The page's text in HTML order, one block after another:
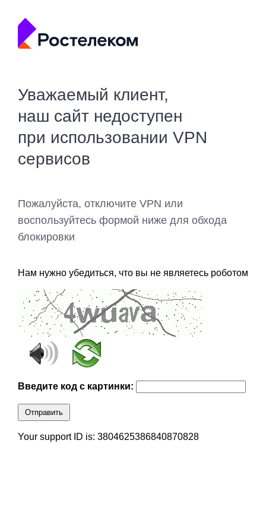
Уважаемый клиент,
наш сайт недоступен
при использовании VPN
сервисов
Пожалуйста, отключите VPN или
воспользуйтесь формой ниже для обхода
блокировки
Нам нужно убедиться, что вы не являетесь роботом
Введите код с картинки:
Отправить
Your support ID is: 3804625386840870828